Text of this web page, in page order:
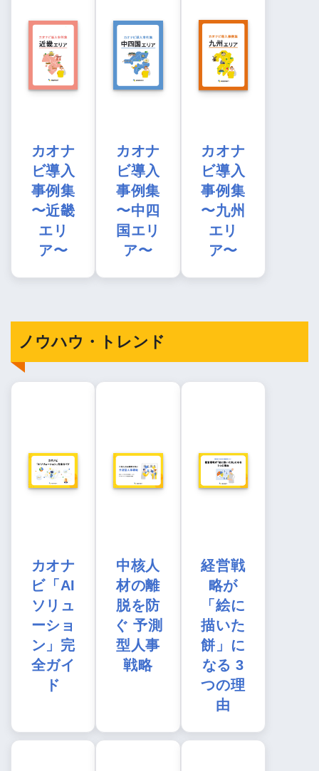
カオナ
ビ導入
事例集
〜近畿
エリ
ア〜
カオナ
ビ導入
事例集
〜中四
国エリ
ア〜
カオナ
ビ導入
事例集
〜九州
エリ
ア〜
ノウハウ・トレンド
カオナ
ビ「AI
ソリュ
ーショ
ン」完
全ガイ
ド
中核人
材の離
脱を防
ぐ 予測
型人事
戦略
経営戦
略が
「絵に
描いた
餅」に
なる 3
つの理
由